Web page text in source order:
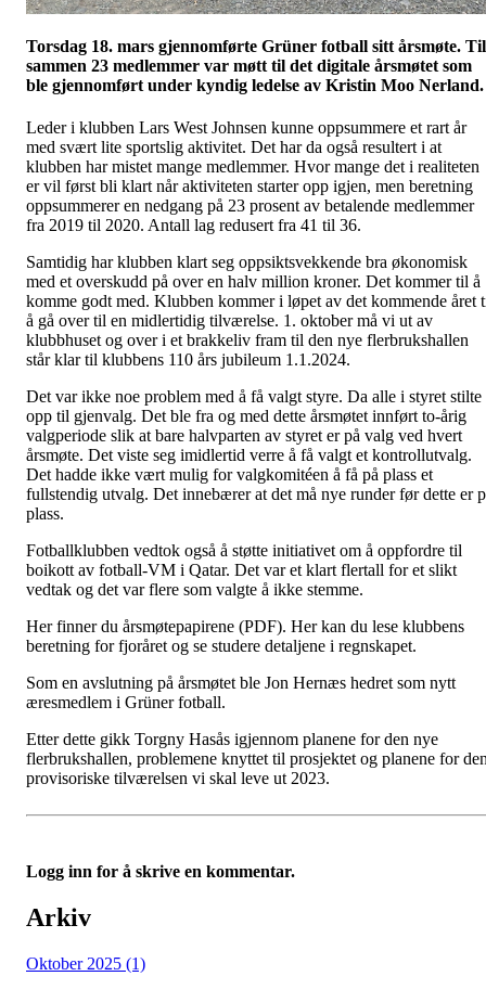
Torsdag 18. mars gjennomførte Grüner fotball sitt årsmøte. Til
sammen 23 medlemmer var møtt til det digitale årsmøtet som
ble gjennomført under kyndig ledelse av Kristin Moo Nerland.
Leder i klubben Lars West Johnsen kunne oppsummere et rart år
med svært lite sportslig aktivitet. Det har da også resultert i at
klubben har mistet mange medlemmer. Hvor mange det i realiteten
er vil først bli klart når aktiviteten starter opp igjen, men beretning
oppsummerer en nedgang på 23 prosent av betalende medlemmer
fra 2019 til 2020. Antall lag redusert fra 41 til 36.
Samtidig har klubben klart seg oppsiktsvekkende bra økonomisk
med et overskudd på over en halv million kroner. Det kommer til å
komme godt med. Klubben kommer i løpet av det kommende året
å gå over til en midlertidig tilværelse. 1. oktober må vi ut av
klubbhuset og over i et brakkeliv fram til den nye flerbrukshallen
står klar til klubbens 110 års jubileum 1.1.2024.
Det var ikke noe problem med å få valgt styre. Da alle i styret stilte
opp til gjenvalg. Det ble fra og med dette årsmøtet innført to-årig
valgperiode slik at bare halvparten av styret er på valg ved hvert
årsmøte. Det viste seg imidlertid verre å få valgt et kontrollutvalg.
Det hadde ikke vært mulig for valgkomitéen å få på plass et
fullstendig utvalg. Det innebærer at det må nye runder før dette er
plass.
Fotballklubben vedtok også å støtte initiativet om å oppfordre til
boikott av fotball-VM i Qatar. Det var et klart flertall for et slikt
vedtak og det var flere som valgte å ikke stemme.
Her finner du årsmøtepapirene (PDF). Her kan du lese klubbens
beretning for fjoråret og se studere detaljene i regnskapet.
Som en avslutning på årsmøtet ble Jon Hernæs hedret som nytt
æresmedlem i Grüner fotball.
Etter dette gikk Torgny Hasås igjennom planene for den nye
flerbrukshallen, problemene knyttet til prosjektet og planene for
provisoriske tilværelsen vi skal leve ut 2023.
Logg inn for å skrive en kommentar.
Arkiv
Oktober 2025 (1)